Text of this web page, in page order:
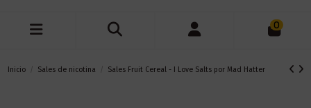
0
Inicio Sales de nicotina Sales Fruit Cereal - I Love Salts por Mad Hatter